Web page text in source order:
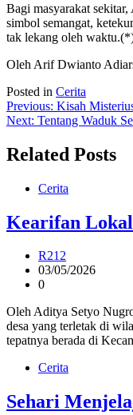
Bagi masyarakat
simbol semangat,
tak lekang oleh
Oleh Arif Dwianto
Posted in Cerita
Post
navigation
Previous: Kisah
Next: Tentang Waduk
Related Posts
Cerita
Kearifan
R212
03/05/2026
0
Oleh Aditya Setyo
desa yang terletak di
tepatnya berada di
Cerita
Sehari